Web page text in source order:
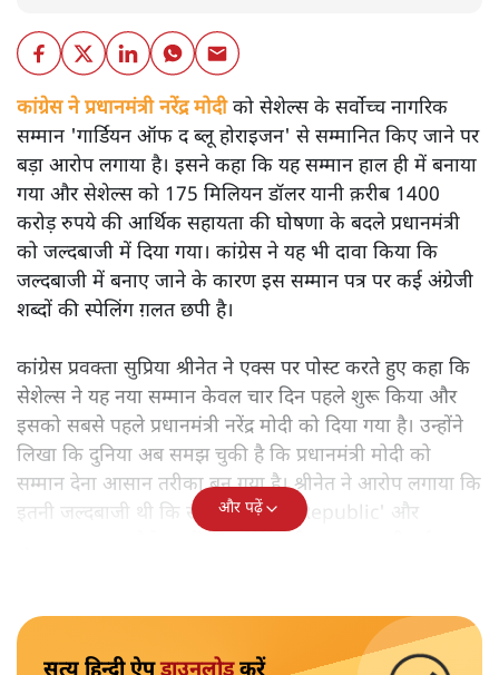
कांग्रेस ने प्रधानमंत्री नरेंद्र मोदीको सेशेल्स के सर्वोच्च नागरिक
सम्मान 'गार्डियन ऑफ द ब्लू होराइजन' से सम्मानित किए जाने पर
बड़ा आरोप लगाया है। इसने कहा कि यह सम्मान हाल ही में बनाया
गया और सेशेल्स को 175 मिलियन डॉलर यानी क़रीब 1400
करोड़ रुपये की आर्थिक सहायता की घोषणा के बदले प्रधानमंत्री
को जल्दबाजी में दिया गया। कांग्रेस ने यह भी दावा किया कि
जल्दबाजी में बनाए जाने के कारण इस सम्मान पत्र पर कई अंग्रेजी
शब्दों की स्पेलिंग ग़लत छपी है।
कांग्रेस प्रवक्ता सुप्रिया श्रीनेत ने एक्स पर पोस्ट करते हुए कहा कि
सेशेल्स ने यह नया सम्मान केवल चार दिन पहले शुरू किया और
इसको सबसे पहले प्रधानमंत्री नरेंद्र मोदी को दिया गया है। उन्होंने
लिखा कि दुनिया अब समझ चुकी है कि प्रधानमंत्री मोदी को
सम्मान देना आसान तरीका बन गया है। श्रीनेत ने आरोप लगाया कि
इतनी जल्दबाजी थी कि सम्मान पत्र पर 'Republic' और
और पढ़ें